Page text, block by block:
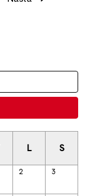
L S
2 3